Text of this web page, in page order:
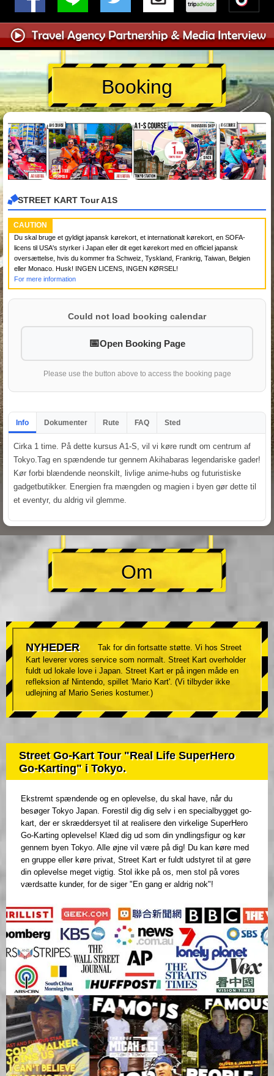
Booking
STREET KART Tour A1S
CAUTION
Du skal bruge et gyldigt japansk kørekort, et internationalt kørekort, en SOFA-
licens til USA's styrker i Japan eller dit eget kørekort med en officiel japansk
oversættelse, hvis du kommer fra Schweiz, Tyskland, Frankrig, Taiwan, Belgien
eller Monaco. Husk! INGEN LICENS, INGEN KØRSEL!
For mere information
Could not load booking calendar
Open Booking Page
Please use the button above to access the booking page
Info Dokumenter Rute FAQ Sted
Cirka 1 time. På dette kursus A1-S, vil vi køre rundt om centrum af
Tokyo.Tag en spændende tur gennem Akihabaras legendariske gader!
Kør forbi blændende neonskilt, livlige anime-hubs og futuristiske
gadgetbutikker. Energien fra mængden og magien i byen gør dette til
et eventyr, du aldrig vil glemme.
Om
NYHEDER
Tak for din fortsatte støtte. Vi hos Street
Kart leverer vores service som normalt. Street Kart overholder
fuldt ud lokale love i Japan. Street Kart er på ingen måde en
refleksion af Nintendo, spillet 'Mario Kart'. (Vi tilbyder ikke
udlejning af Mario Series kostumer.)
Street Go-Kart Tour "Real Life SuperHero
Go-Karting" i Tokyo.
Ekstremt spændende og en oplevelse, du skal have, når du
besøger Tokyo Japan. Forestil dig dig selv i en specialbygget go-
kart, der er skræddersyet til at realisere den virkelige SuperHero
Go-Karting oplevelse! Klæd dig ud som din yndlingsfigur og kør
gennem byen Tokyo. Alle øjne vil være på dig! Du kan køre med
en gruppe eller køre privat, Street Kart er fuldt udstyret til at gøre
din oplevelse meget vigtig. Stol ikke på os, men stol på vores
værdsatte kunder, for de siger "En gang er aldrig nok"!